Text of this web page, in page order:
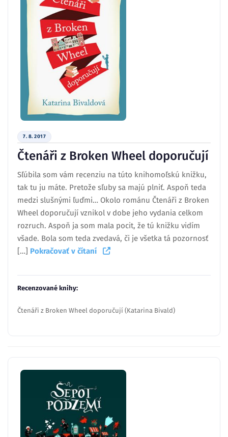
7. 8. 2017
Čtenáři z Broken Wheel doporučují
Sľúbila som vám recenziu na túto knihomoľskú knižku,
tak tu ju máte. Pretože sľuby sa majú plniť. Aspoň teda
medzi slušnými ľuďmi… Okolo románu Čtenáři z Broken
Wheel doporučují vznikol v dobe jeho vydania celkom
rozruch. Aspoň ja som mala pocit, že tú knižku vidím
všade. Bola som teda zvedavá, či je všetka tá pozornosť
[…] Pokračovať v čítaní
Recenzované knihy:
Čtenáři z Broken Wheel doporučují (Katarina Bivald)